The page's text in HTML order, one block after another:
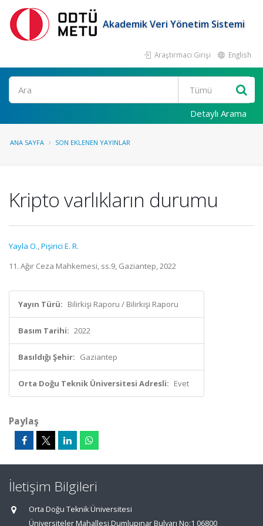
Akademik Veri Yönetim Sistemi
Araştırmacı Girişi English
Ara
Detaylı Arama
ANA SAYFA SON EKLENEN YAYINLAR
Kripto varlıkların durumu
Yayla O.,Pişirici E. R.
11. Ağır Ceza Mahkemesi, ss.9, Gaziantep, 2022
Yayın Türü: Bilirkişi Raporu / Bilirkişi Raporu
Basım Tarihi: 2022
Basıldığı Şehir: Gaziantep
Orta Doğu Teknik Üniversitesi Adresli: Evet
Paylaş
İletişim Bilgileri
Orta Doğu Teknik Üniversitesi
Üniversiteler Mahallesi,Dumlupınar Bulvarı No:1 06800